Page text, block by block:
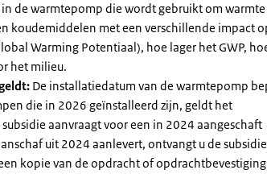
in de warmtepomp die wordt gebruikt om warmte
koudemiddelen met een verschillende impact
Warming Potentiaal), hoe lager het GWP,
het milieu.
De installatiedatum van de warmtepomp
die in 2026 geïnstalleerd zijn, geldt het
aanvraagt voor een in 2024 aangeschaft
uit 2024 aanlevert, ontvangt u de
kopie van de opdracht of